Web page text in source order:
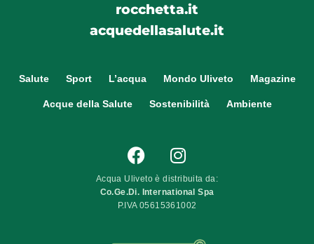
rocchetta.it
acquedellasalute.it
Salute Sport L’acqua Mondo Uliveto Magazine
Acque della Salute Sostenibilità Ambiente
Acqua Uliveto è distribuita da:
Co.Ge.Di. International Spa
P.IVA 05615361002